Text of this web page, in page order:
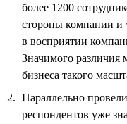
более 1200
стороны компании и
в восприятии
Значимого
бизнеса такого
Параллельно
респондентов уже